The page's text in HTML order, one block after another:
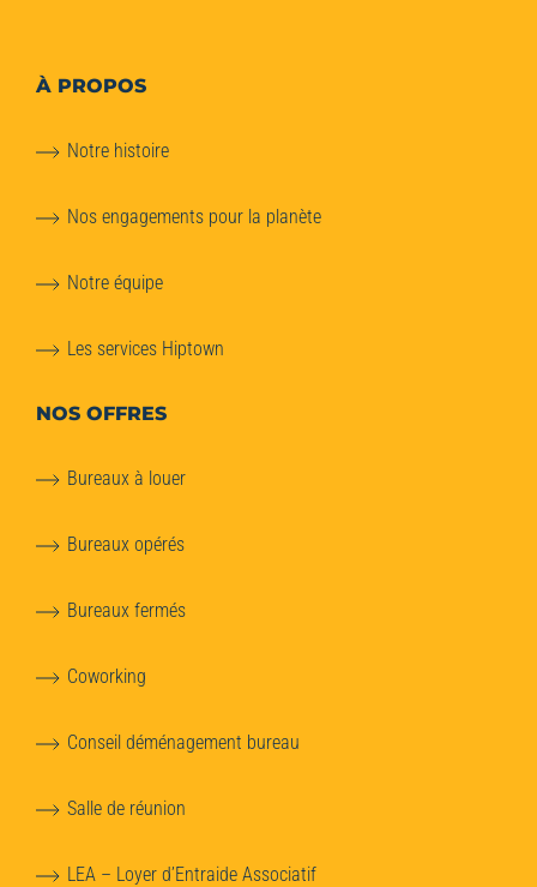
À PROPOS
Notre histoire
Nos engagements pour la planète
Notre équipe
Les services Hiptown
NOS OFFRES
Bureaux à louer
Bureaux opérés
Bureaux fermés
Coworking
Conseil déménagement bureau
Salle de réunion
LEA – Loyer d’Entraide Associatif